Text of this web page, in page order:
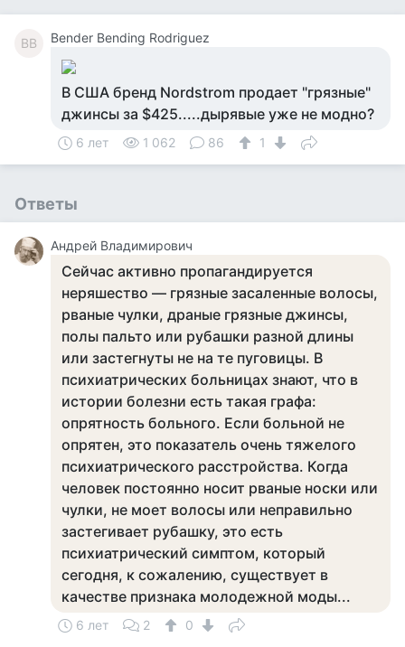
BB Bender Bending Rodriguez
В США бренд Nordstrom продает "грязные"
джинсы за $425.....дырявые уже не модно?
6 лет 1 062 86 1
Ответы
Андрей Владимирович
Сейчас активно пропагандируется
неряшество — грязные засаленные волосы,
рваные чулки, драные грязные джинсы,
полы пальто или рубашки разной длины
или застегнуты не на те пуговицы. В
психиатрических больницах знают, что в
истории болезни есть такая графа:
опрятность больного. Если больной не
опрятен, это показатель очень тяжелого
психиатрического расстройства. Когда
человек постоянно носит рваные носки или
чулки, не моет волосы или неправильно
застегивает рубашку, это есть
психиатрический симптом, который
сегодня, к сожалению, существует в
качестве признака молодежной моды...
6 лет 2 0